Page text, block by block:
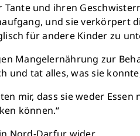
und ihren
und sie verkörpert
für andere Kinder zu
Mangelernährung zur
und tat alles, was sie
mir, dass sie weder
können.“
Jetzt Leben retten